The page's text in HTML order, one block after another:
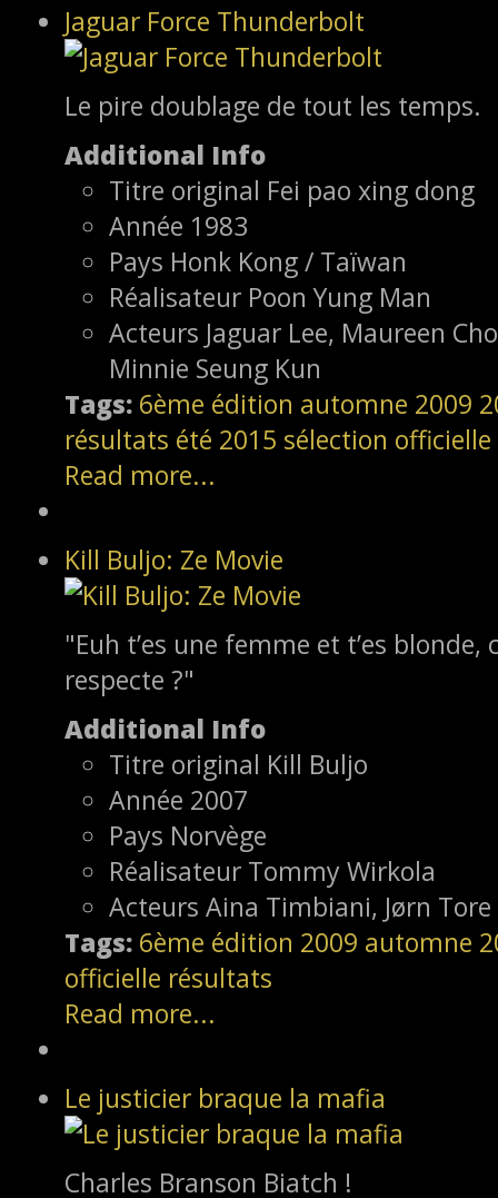
Jaguar Force Thunderbolt
Le pire doublage de tout les temps.
Additional Info
Titre original Fei pao xing dong
Année 1983
Pays Honk Kong / Taïwan
Réalisateur Poon Yung Man
Acteurs Jaguar Lee, Maureen
Minnie Seung Kun
Tags: 6ème édition automne 2009
résultats été 2015 sélection officielle
Read more...
Kill Buljo: Ze Movie
"Euh t’es une femme et t’es
respecte ?"
Additional Info
Titre original Kill Buljo
Année 2007
Pays Norvège
Réalisateur Tommy Wirkola
Acteurs Aina Timbiani, Jørn
Tags: 6ème édition 2009 automne
officielle résultats
Read more...
Le justicier braque la mafia
Charles Branson Biatch !